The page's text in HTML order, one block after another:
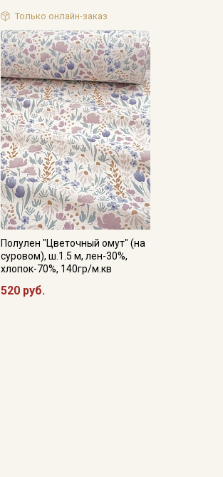
Только онлайн-заказ
Полулен "Цветочный омут" (на
суровом), ш.1.5 м, лен-30%,
хлопок-70%, 140гр/м.кв
520 руб.